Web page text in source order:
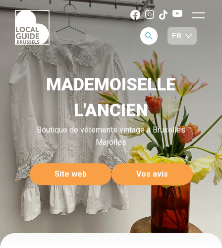
MADEMOISELLE
L'ANCIEN
Boutique de vêtements vintage à Bruxelles
Marolles
Site web Vos avis